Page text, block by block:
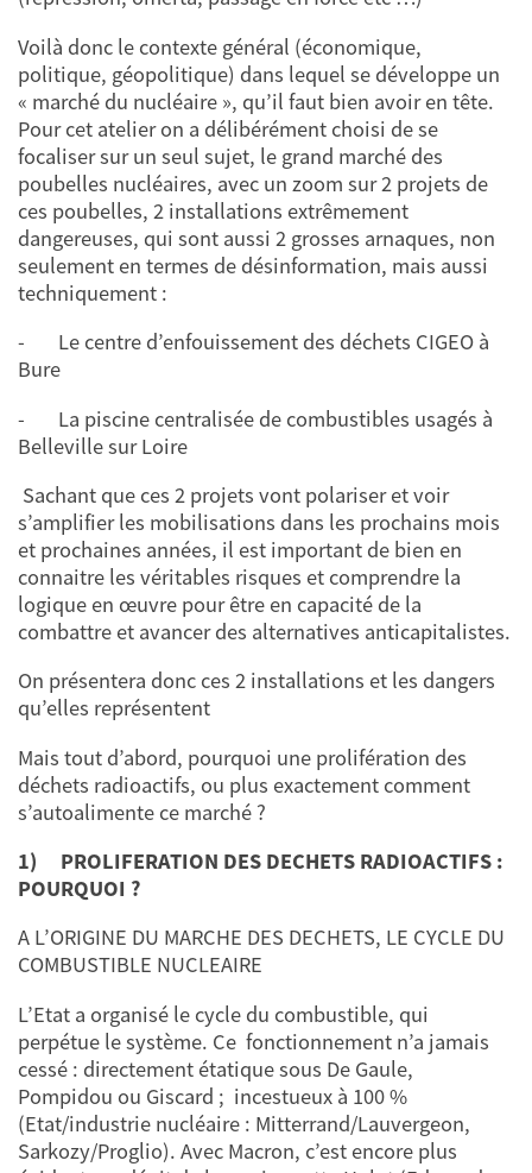
Voilà donc le contexte général (économique,
politique, géopolitique) dans lequel se développe un
« marché du nucléaire », qu’il faut bien avoir en tête.
Pour cet atelier on a délibérément choisi de se
focaliser sur un seul sujet, le grand marché des
poubelles nucléaires, avec un zoom sur 2 projets de
ces poubelles, 2 installations extrêmement
dangereuses, qui sont aussi 2 grosses arnaques, non
seulement en termes de désinformation, mais aussi
techniquement :
- Le centre d’enfouissement des déchets CIGEO à
Bure
- La piscine centralisée de combustibles usagés à
Belleville sur Loire
Sachant que ces 2 projets vont polariser et voir
s’amplifier les mobilisations dans les prochains mois
et prochaines années, il est important de bien en
connaitre les véritables risques et comprendre la
logique en œuvre pour être en capacité de la
combattre et avancer des alternatives anticapitalistes.
On présentera donc ces 2 installations et les dangers
qu’elles représentent
Mais tout d’abord, pourquoi une prolifération des
déchets radioactifs, ou plus exactement comment
s’autoalimente ce marché ?
1) PROLIFERATION DES DECHETS RADIOACTIFS :
POURQUOI ?
A L’ORIGINE DU MARCHE DES DECHETS, LE CYCLE DU
COMBUSTIBLE NUCLEAIRE
L’Etat a organisé le cycle du combustible, qui
perpétue le système. Ce fonctionnement n’a jamais
cessé : directement étatique sous De Gaule,
Pompidou ou Giscard ; incestueux à 100 %
(Etat/industrie nucléaire : Mitterrand/Lauvergeon,
Sarkozy/Proglio). Avec Macron, c’est encore plus